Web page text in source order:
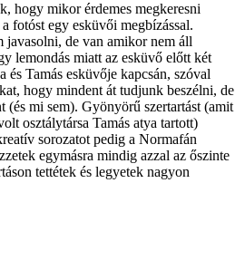
hogy mikor érdemes megkeresni
fotóst egy esküvői megbízással.
javasolni, de van amikor nem áll
lemondás miatt az esküvő előtt két
és Tamás esküvője kapcsán, szóval
hogy mindent át tudjunk beszélni, de
(és mi sem). Gyönyörű szertartást (amit
osztálytársa Tamás atya tartott)
sorozatot pedig a Normafán
egymásra mindig azzal az őszinte
tettétek és legyetek nagyon